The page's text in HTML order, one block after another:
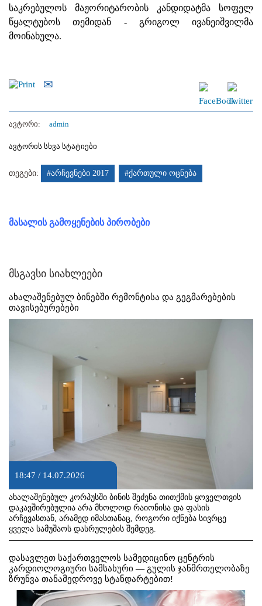
საკრებულოს მაჟორიტარობის კანდიდატმა სოფელ
წყალტუბოს თემიდან - გრიგოლ ივანეიშვილმა
მოინახულა.
ავტორი: admin
ავტორის სხვა სტატიები
თეგები: #არჩევნები 2017 #ქართული ოცნება
მასალის გამოყენების პირობები
მსგავსი სიახლეები
ახალაშენებულ ბინებში რემონტისა და გეგმარებების
თავისებურებები
18:47 / 14.07.2026
ახალაშენებულ კორპუსში ბინის შეძენა თითქმის ყოველთვის
დაკავშირებულია არა მხოლოდ რაიონისა და ფასის
არჩევასთან, არამედ იმასთანაც, როგორი იქნება სივრცე
ყველა სამუშაოს დასრულების შემდეგ.
დასავლეთ საქართველოს სამედიცინო ცენტრის
კარდიოლოგიური სამსახური — გულის ჯანმრთელობაზე
ზრუნვა თანამედროვე სტანდარტებით!